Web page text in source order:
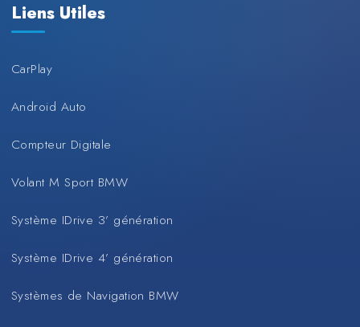
Liens Utiles
CarPlay
Android Auto
Compteur Digitale
Volant M Sport BMW
Système IDrive 3’ génération
Système IDrive 4’ génération
Systèmes de Navigation BMW